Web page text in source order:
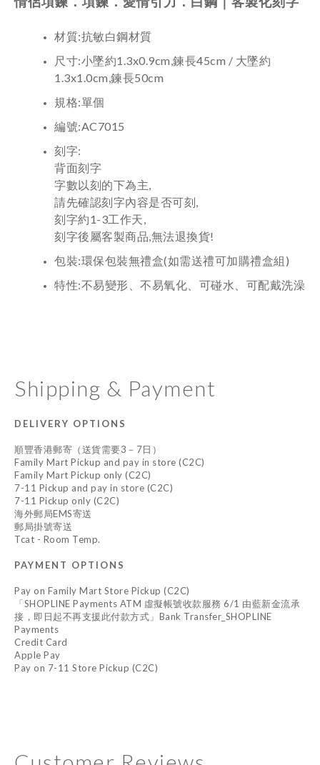
材質:抗敏白鋼材質
尺寸:小墜約1.3x0.9cm,鍊長45cm / 大墜約
1.3x1.0cm,鍊長50cm
規格:單個
編號:AC7015
刻字:
背面刻字
字數以刻的下為主,
請先確認刻字內容是否可刻,
刻字約1-3工作天,
刻字後屬客製商品,無法退換貨!
包裝:環保包裝無禮盒(如需送禮可加購禮盒組)
特性:不易變形、不易氧化、可碰水、可配戴洗澡
Shipping & Payment
DELIVERY OPTIONS
順豐香港郵寄（送貨需要3－7日）
Family Mart Pickup and pay in store (C2C)
Family Mart Pickup only (C2C)
7-11 Pickup and pay in store (C2C)
7-11 Pickup only (C2C)
海外郵局EMS寄送
郵局掛號寄送
Tcat - Room Temp.
PAYMENT OPTIONS
Pay on Family Mart Store Pickup (C2C)
「SHOPLINE Payments ATM 虛擬帳號收款服務 6/1 由藍新金流承
接，即日起不再支援此付款方式」Bank Transfer_SHOPLINE
Payments
Credit Card
Apple Pay
Pay on 7-11 Store Pickup (C2C)